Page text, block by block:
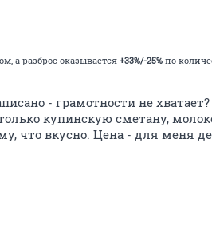
а разброс оказывается +33%/-25% по
- грамотности не
купинскую сметану,
что вкусно. Цена - для меня